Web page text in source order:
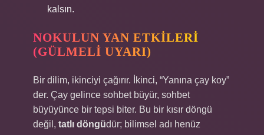
kalsın.
NOKULUN YAN ETKILERI
(GÜLMELI UYARI)
Bir dilim, ikinciyi çağırır. İkinci, “Yanına çay koy”
der. Çay gelince sohbet büyür, sohbet
büyüyünce bir tepsi biter. Bu bir kısır döngü
değil, tatlı döngüdür; bilimsel adı henüz